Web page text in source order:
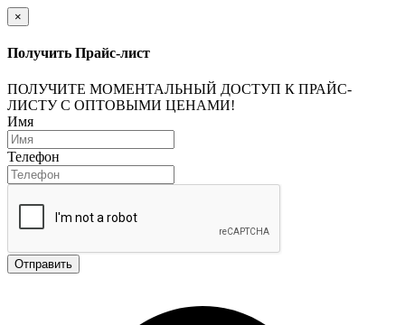
×
Получить Прайс-лист
ПОЛУЧИТЕ МОМЕНТАЛЬНЫЙ ДОСТУП К ПРАЙС-
ЛИСТУ С ОПТОВЫМИ ЦЕНАМИ!
Имя
Телефон
Отправить